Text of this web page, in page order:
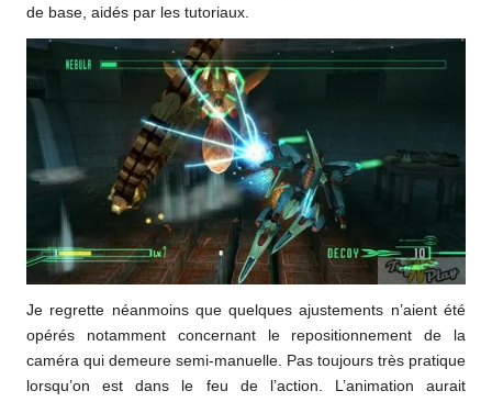
de base, aidés par les tutoriaux.
Je regrette néanmoins que quelques ajustements n’aient été
opérés notamment concernant le repositionnement de la
caméra qui demeure semi-manuelle. Pas toujours très pratique
lorsqu’on est dans le feu de l’action. L’animation aurait